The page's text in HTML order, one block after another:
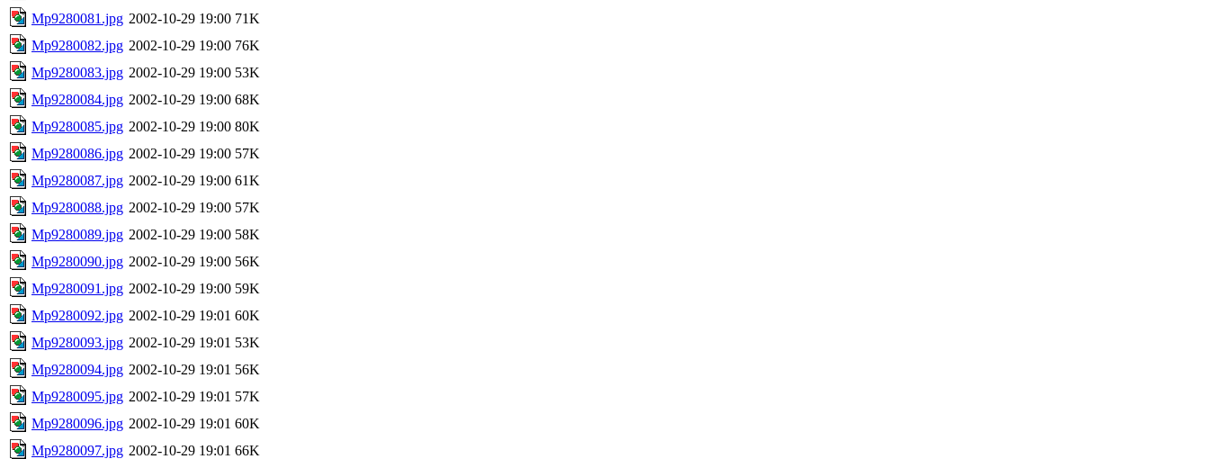
Mp9280081.jpg 2002-10-29 19:00 71K
Mp9280082.jpg 2002-10-29 19:00 76K
Mp9280083.jpg 2002-10-29 19:00 53K
Mp9280084.jpg 2002-10-29 19:00 68K
Mp9280085.jpg 2002-10-29 19:00 80K
Mp9280086.jpg 2002-10-29 19:00 57K
Mp9280087.jpg 2002-10-29 19:00 61K
Mp9280088.jpg 2002-10-29 19:00 57K
Mp9280089.jpg 2002-10-29 19:00 58K
Mp9280090.jpg 2002-10-29 19:00 56K
Mp9280091.jpg 2002-10-29 19:00 59K
Mp9280092.jpg 2002-10-29 19:01 60K
Mp9280093.jpg 2002-10-29 19:01 53K
Mp9280094.jpg 2002-10-29 19:01 56K
Mp9280095.jpg 2002-10-29 19:01 57K
Mp9280096.jpg 2002-10-29 19:01 60K
Mp9280097.jpg 2002-10-29 19:01 66K